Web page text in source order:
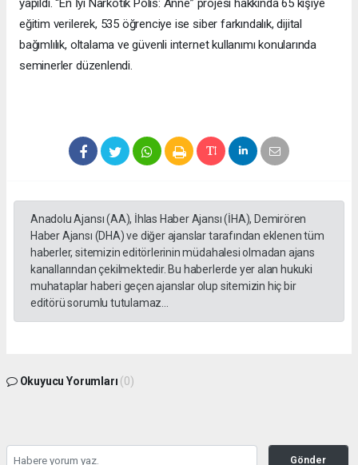
yapıldı. “En İyi Narkotik Polis: Anne” projesi hakkında 65 kişiye
eğitim verilerek, 535 öğrenciye ise siber farkındalık, dijital
bağımlılık, oltalama ve güvenli internet kullanımı konularında
seminerler düzenlendi.
Anadolu Ajansı (AA), İhlas Haber Ajansı (İHA), Demirören
Haber Ajansı (DHA) ve diğer ajanslar tarafından eklenen tüm
haberler, sitemizin editörlerinin müdahalesi olmadan ajans
kanallarından çekilmektedir. Bu haberlerde yer alan hukuki
muhataplar haberi geçen ajanslar olup sitemizin hiç bir
editörü sorumlu tutulamaz...
Okuyucu Yorumları (0)
Gönder